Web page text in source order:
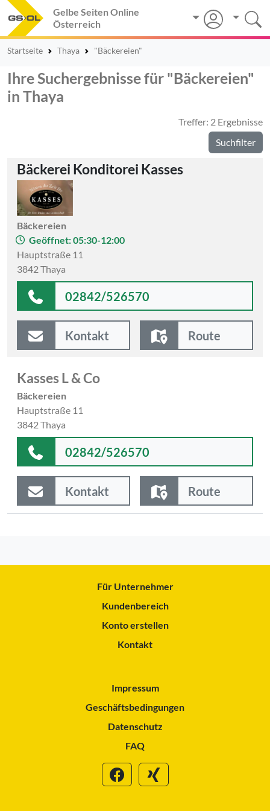
Gelbe Seiten Online
Österreich
Startseite Thaya "Bäckereien"
Ihre Suchergebnisse für "Bäckereien"
in Thaya
Treffer: 2 Ergebnisse
Suchfilter
Bäckerei Konditorei Kasses
Bäckereien
Geöffnet: 05:30-12:00
Hauptstraße 11
3842 Thaya
02842/526570
Kontakt Route
Kasses L & Co
Bäckereien
Hauptstraße 11
3842 Thaya
02842/526570
Kontakt Route
Für Unternehmer
Kundenbereich
Konto erstellen
Kontakt
Impressum
Geschäftsbedingungen
Datenschutz
FAQ